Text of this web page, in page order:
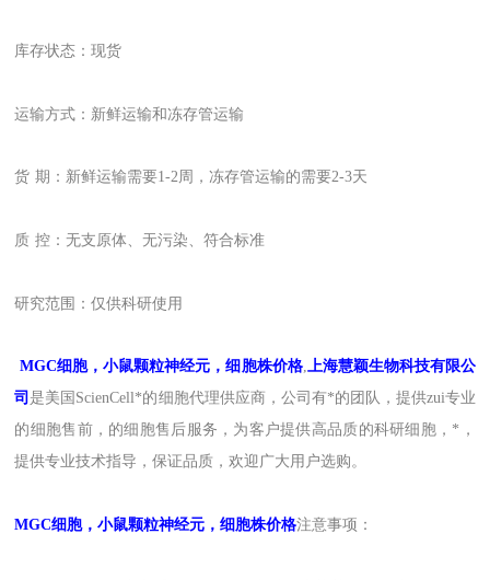
库存状态：现货
运输方式：新鲜运输和冻存管运输
货 期：新鲜运输需要1-2周，冻存管运输的需要2-3天
质 控：无支原体、无污染、符合标准
研究范围：仅供科研使用
MGC细胞，小鼠颗粒神经元，细胞株价格,上海慧颖生物科技有限公
司 是美国 ScienCell*的细胞代理供应商， 公司有*的团队，提供zui专业
的细胞售前，的细胞售后服务 ，为客户提供高品质的科研细胞 ， *，
提供专业技术指导 ，保证品质 ，欢迎广大用户选购。
MGC细胞，小鼠颗粒神经元，细胞株价格注意事项：